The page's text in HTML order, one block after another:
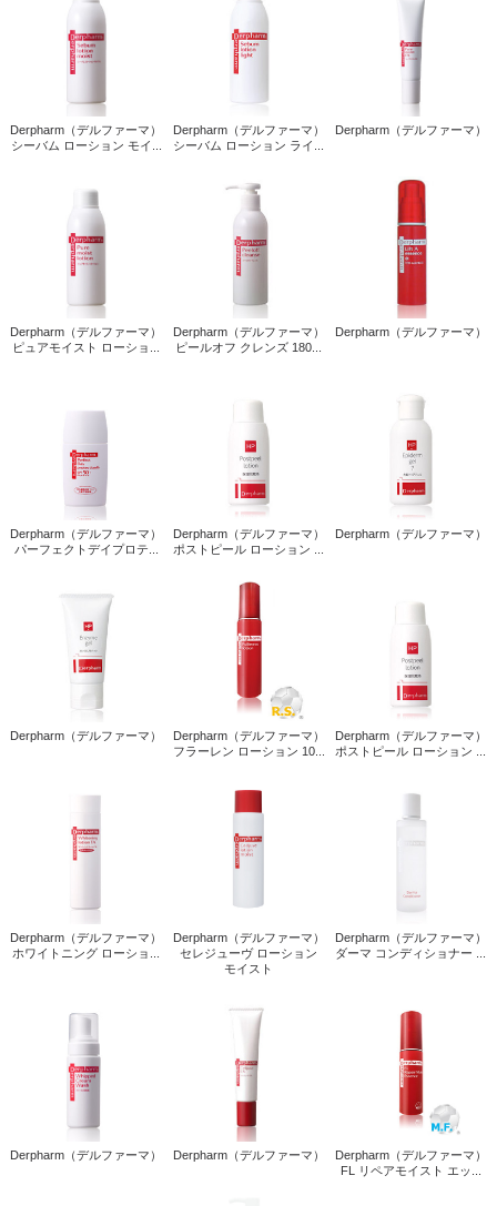
Derpharm（デルファーマ）
シーバム ローション モイ...
Derpharm（デルファーマ）
シーバム ローション ライ...
Derpharm（デルファーマ）
Derpharm（デルファーマ）
ピュアモイスト ローショ...
Derpharm（デルファーマ）
ピールオフ クレンズ 180...
Derpharm（デルファーマ）
Derpharm（デルファーマ）
パーフェクトデイプロテ...
Derpharm（デルファーマ）
ポストピール ローション ...
Derpharm（デルファーマ）
Derpharm（デルファーマ）
Derpharm（デルファーマ）
フラーレン ローション 10...
Derpharm（デルファーマ）
ポストピール ローション ...
Derpharm（デルファーマ）
ホワイトニング ローショ...
Derpharm（デルファーマ）
セレジューヴ ローション
モイスト
Derpharm（デルファーマ）
ダーマ コンディショナー ...
Derpharm（デルファーマ） Derpharm（デルファーマ）
Derpharm（デルファーマ）
FL リペアモイスト エッ...